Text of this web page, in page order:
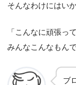
そんなわけにはい
「こんなに頑張っ
みんなこんなもん
ブ